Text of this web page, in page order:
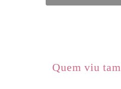
Quem viu